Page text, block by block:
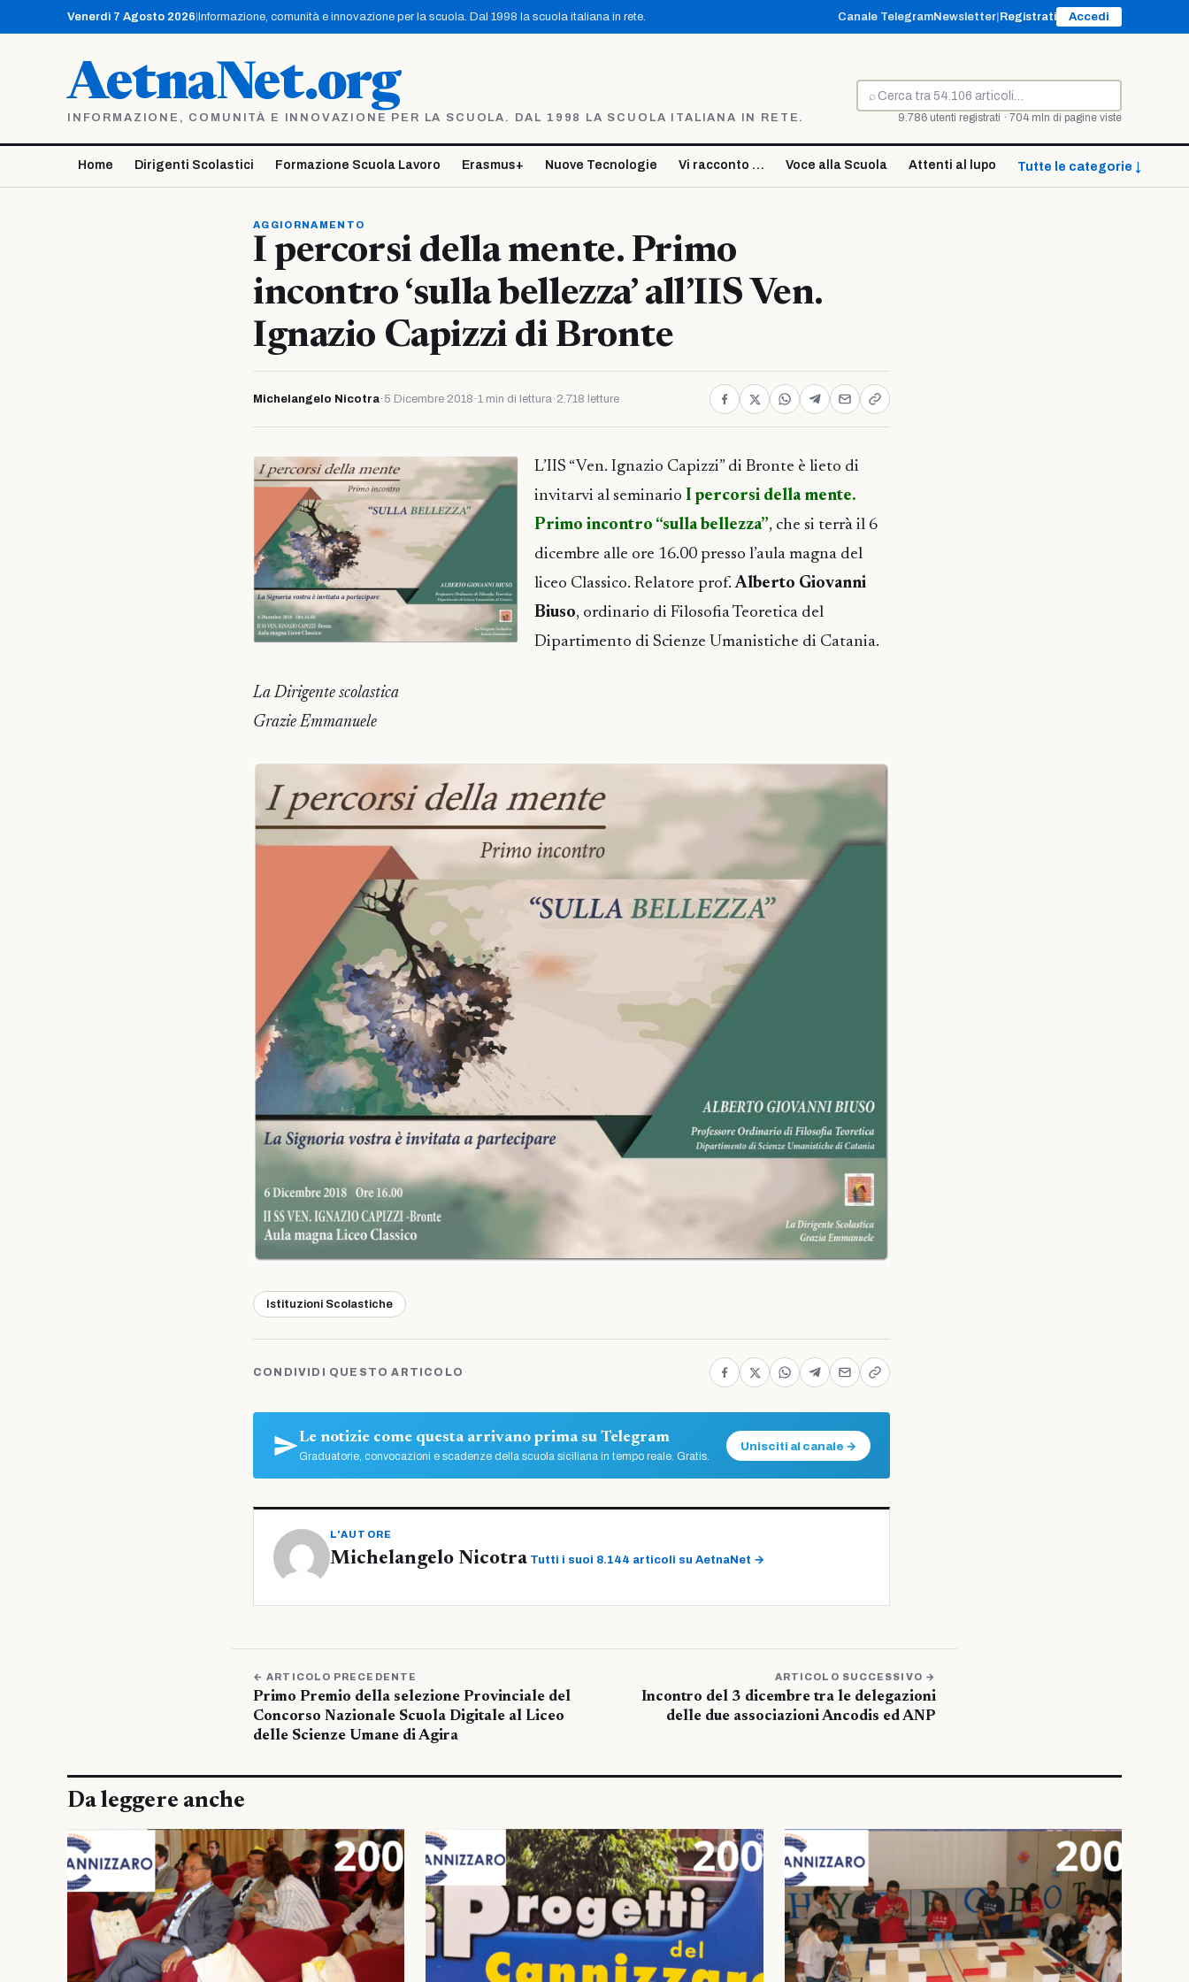
contenuto
Venerdì 7 Agosto 2026 Informazione, comunità e innovazione per la scuola. Dal 1998 la scuola italiana in rete. Canale TelegramNewsletter Registrati Accedi
AetnaNet.org
INFORMAZIONE, COMUNITÀ E INNOVAZIONE PER LA SCUOLA. DAL 1998 LA SCUOLA ITALIANA IN RETE.
⌕
Cerca
9.786 utenti registrati · 704 mln di pagine viste
Home Dirigenti Scolastici Formazione Scuola Lavoro Erasmus+ Nuove Tecnologie Vi racconto … Voce alla Scuola Attenti al lupo Tutte le categorie ↓
AGGIORNAMENTO
I percorsi della mente. Primo
incontro ‘sulla bellezza’ all’IIS Ven.
Ignazio Capizzi di Bronte
Michelangelo Nicotra· 5 Dicembre 2018 ·1 min di lettura· 2.718 letture
L’IIS “Ven. Ignazio Capizzi” di Bronte è lieto di
invitarvi al seminario I percorsi della mente.
Primo incontro “sulla bellezza”, che si terrà il 6
dicembre alle ore 16.00 presso l’aula magna del
liceo Classico. Relatore prof.Alberto Giovanni
Biuso, ordinario di Filosofia Teoretica del
Dipartimento di Scienze Umanistiche di Catania.
La Dirigente scolastica
Grazie Emmanuele
Istituzioni Scolastiche
CONDIVIDI QUESTO ARTICOLO
Le notizie come questa arrivano prima su Telegram
Graduatorie, convocazioni e scadenze della scuola siciliana in tempo reale. Gratis.
Unisciti al canale →
L'AUTORE
Michelangelo Nicotra Tutti i suoi 8.144 articoli su AetnaNet →
← ARTICOLO PRECEDENTE
Primo Premio della selezione Provinciale del
Concorso Nazionale Scuola Digitale al Liceo
delle Scienze Umane di Agira
ARTICOLO SUCCESSIVO →
Incontro del 3 dicembre tra le delegazioni
delle due associazioni Ancodis ed ANP
Da leggere anche